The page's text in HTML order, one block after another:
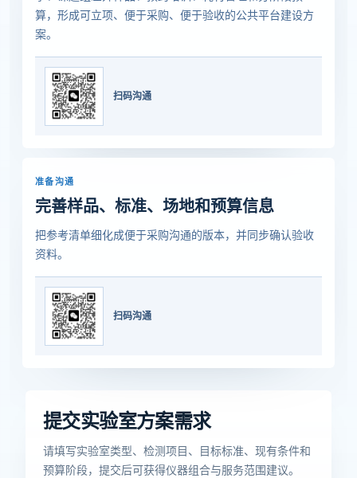
算，形成可立项、便于采购、便于验收的公共平台建设方
案。
扫码沟通
准备沟通
完善样品、标准、场地和预算信息
把参考清单细化成便于采购沟通的版本，并同步确认验收
资料。
扫码沟通
提交实验室方案需求
请填写实验室类型、检测项目、目标标准、现有条件和
预算阶段，提交后可获得仪器组合与服务范围建议。